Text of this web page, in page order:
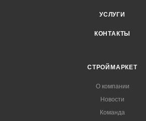
УСЛУГИ
КОНТАКТЫ
СТРОЙМАРКЕТ
О компании
Новости
Команда